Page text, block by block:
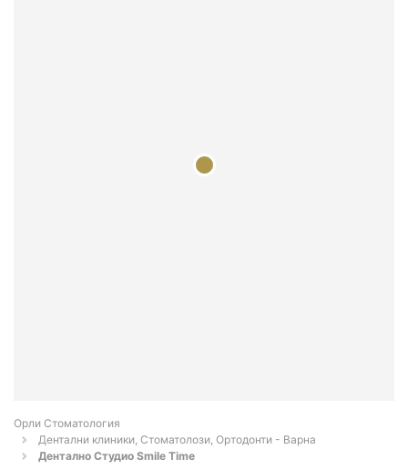
Орли Стоматология
Дентални клиники, Стоматолози, Ортодонти - Варна
Дентално Студио Smile Time